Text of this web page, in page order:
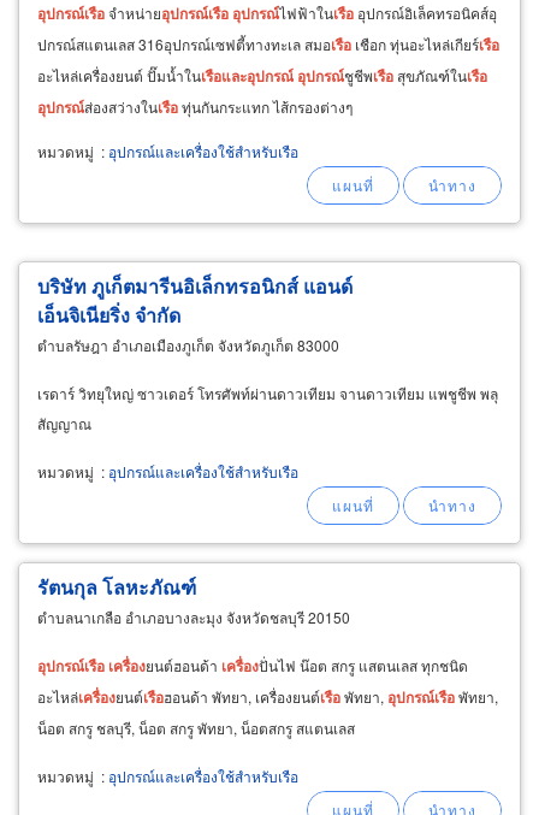
อุปกรณ์เรือจำหน่ายอุปกรณ์เรือ อุปกรณ์ไฟฟ้าในเรือ อุปกรณ์อิเล็คทรอนิคส์อุ
ปกรณ์สแตนเลส 316อุปกรณ์เซฟตี้ทางทะเล สมอเรือ เชือก ทุ่นอะไหล่เกียร์เรือ
อะไหล่เครื่องยนต์ ปั๊มน้ำในเรือและอุปกรณ์ อุปกรณ์ชูชีพเรือ สุขภัณฑ์ในเรือ
อุปกรณ์ส่องสว่างในเรือทุ่นกันกระแทก ไส้กรองต่างๆ
หมวดหมู่ : อุปกรณ์และเครื่องใช้สำหรับเรือ
บริษัท ภูเก็ตมารีนอิเล็กทรอนิกส์ แอนด์
เอ็นจิเนียริ่ง จำกัด
ตำบลรัษฎา อำเภอเมืองภูเก็ต จังหวัดภูเก็ต 83000
เรดาร์ วิทยุใหญ่ ซาวเดอร์ โทรศัพท์ผ่านดาวเทียม จานดาวเทียม แพชูชีพ พลุ
สัญญาณ
หมวดหมู่ : อุปกรณ์และเครื่องใช้สำหรับเรือ
รัตนกุล โลหะภัณฑ์
ตำบลนาเกลือ อำเภอบางละมุง จังหวัดชลบุรี 20150
อุปกรณ์เรือ เครื่องยนต์ฮอนด้า เครื่องปั่นไฟ น๊อต สกรู แสตนเลส ทุกชนิด
อะไหล่เครื่องยนต์เรือฮอนด้า พัทยา, เครื่องยนต์เรือพัทยา, อุปกรณ์เรือพัทยา,
น็อต สกรู ชลบุรี, น็อต สกรู พัทยา, น็อตสกรู สแตนเลส
หมวดหมู่ : อุปกรณ์และเครื่องใช้สำหรับเรือ